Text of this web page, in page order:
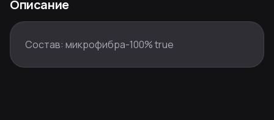
Описание
Состав: микрофибра-100% true